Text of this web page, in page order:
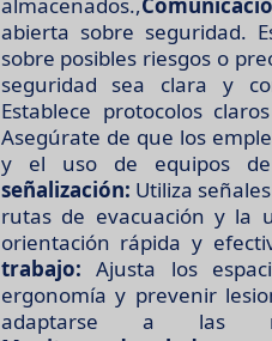
abierta sobre seguridad.
sobre posibles riesgos o
seguridad sea clara y
Establece protocolos
Asegúrate de que los
y el uso de equipos de
señalización: Utiliza
rutas de evacuación y la
orientación rápida y
trabajo: Ajusta los
ergonomía y prevenir
adaptarse a las